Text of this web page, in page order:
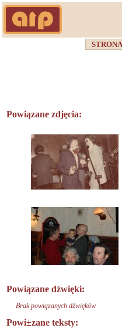
Powiązane zdjęcia:
Powiązane dźwięki:
Brak powiązanych dźwięków
Powi±zane teksty: